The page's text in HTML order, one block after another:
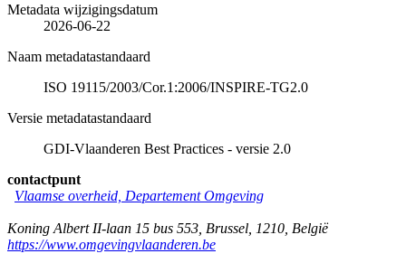
Metadata wijzigingsdatum
2026-06-22
Naam metadatastandaard
ISO 19115/2003/Cor.1:2006/INSPIRE-TG2.0
Versie metadatastandaard
GDI-Vlaanderen Best Practices - versie 2.0
contactpunt
Vlaamse overheid, Departement Omgeving
Koning Albert II-laan 15 bus 553 Brussel 1210 België
https://www.omgevingvlaanderen.be